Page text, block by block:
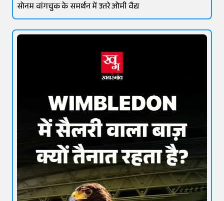
सोनम वांगचुक के समर्थन में उतरे ओमी वैद्य